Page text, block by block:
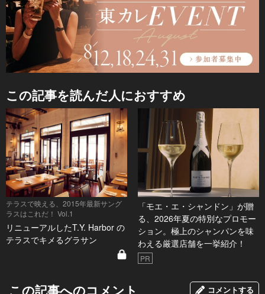
この記事を読んだ人におすすめ
テラスで映える、2015年最新サング
ラスはこれだ！ Vol.1
リニューアルしたT.Y. Harbor の
テラスでキメるグラサン
「モエ・エ・シャンドン」が贈
る、2026年夏の特別なプロモー
ション。極上のシャンパンを味
わえる厳選店舗を一挙紹介！
PR
この記事へのコメント コメントする